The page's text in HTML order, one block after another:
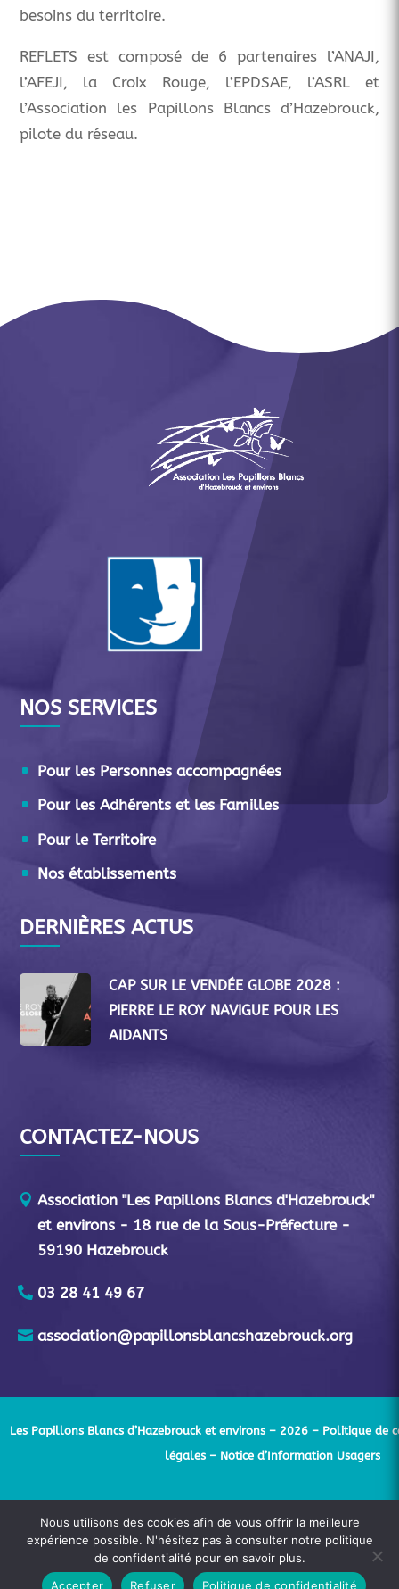
besoins du territoire.
REFLETS est composé de 6 partenaires l’ANAJI,
l’AFEJI, la Croix Rouge, l’EPDSAE, l’ASRL et
l’Association les Papillons Blancs d’Hazebrouck,
pilote du réseau.
NOS SERVICES
Pour les Personnes accompagnées
Pour les Adhérents et les Familles
Pour le Territoire
Nos établissements
DERNIÈRES ACTUS
CAP SUR LE VENDÉE GLOBE 2028 :
PIERRE LE ROY NAVIGUE POUR LES
AIDANTS
CONTACTEZ-NOUS
Association "Les Papillons Blancs d'Hazebrouck"
et environs - 18 rue de la Sous-Préfecture -
59190 Hazebrouck
03 28 41 49 67
association@papillonsblancshazebrouck.org
Les Papillons Blancs d’Hazebrouck et environs – 2026 – Politique de
légales – Notice d’Information Usagers
Nous utilisons des cookies afin de vous offrir la meilleure
expérience possible. N'hésitez pas à consulter notre politique
de confidentialité pour en savoir plus.
Accepter
Refuser Politique de confidentialité